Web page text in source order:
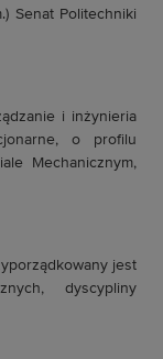
Senat Politechniki
i inżynieria
o profilu
Mechanicznym,
jest
dyscypliny